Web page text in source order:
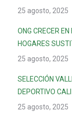
25 agosto, 2025
ONG CRECER
HOGARES
25 agosto, 2025
SELECCIÓN
DEPORTIVO CALI
25 agosto, 2025